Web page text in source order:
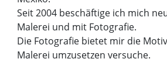
Seit 2004 beschäftige ich mich
Malerei und mit Fotografie.
Die Fotografie bietet mir die
Malerei umzusetzen versuche.